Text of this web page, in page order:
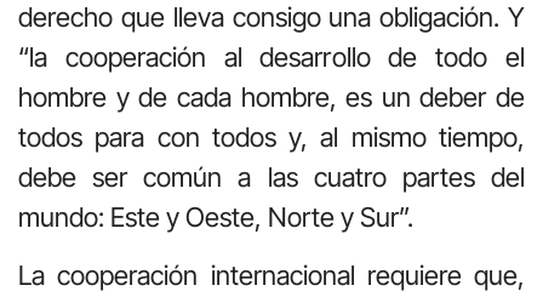
derecho que lleva consigo una obligación. Y
“la cooperación al desarrollo de todo el
hombre y de cada hombre, es un deber de
todos para con todos y, al mismo tiempo,
debe ser común a las cuatro partes del
mundo: Este y Oeste, Norte y Sur”.
La cooperación internacional requiere que,